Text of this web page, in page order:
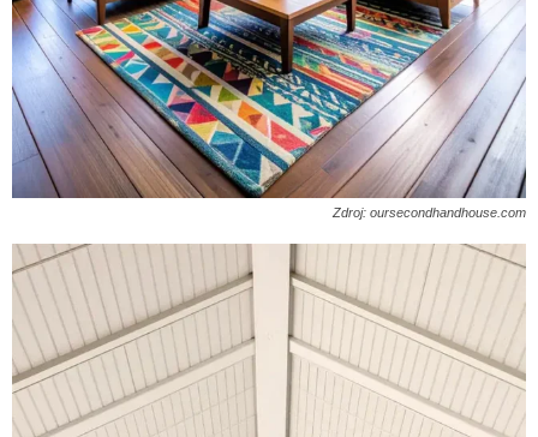
Zdroj: oursecondhandhouse.com